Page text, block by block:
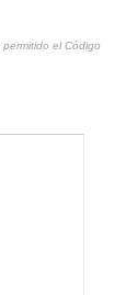
el Código